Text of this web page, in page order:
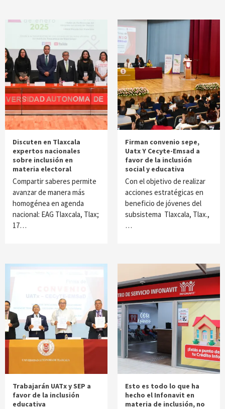
Discuten en Tlaxcala
expertos nacionales
sobre inclusión en
materia electoral
Compartir saberes permite
avanzar de manera más
homogénea en agenda
nacional: EAG Tlaxcala, Tlax;
17…
Firman convenio sepe,
Uatx Y Cecyte-Emsad a
favor de la inclusión
social y educativa
Con el objetivo de realizar
acciones estratégicas en
beneficio de jóvenes del
subsistema Tlaxcala, Tlax.,
…
Trabajarán UATx y SEP a
favor de la inclusión
educativa
Esto es todo lo que ha
hecho el Infonavit en
materia de inclusión, no